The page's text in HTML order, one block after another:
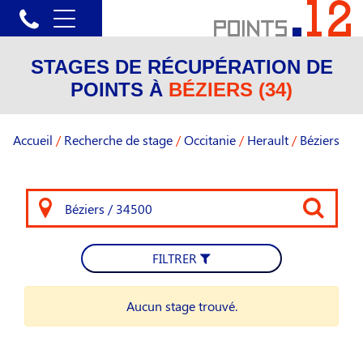
STAGES DE RÉCUPÉRATION DE
POINTS À BÉZIERS (34)
Accueil / Recherche de stage /Occitanie / Herault / Béziers
FILTRER
Aucun stage trouvé.